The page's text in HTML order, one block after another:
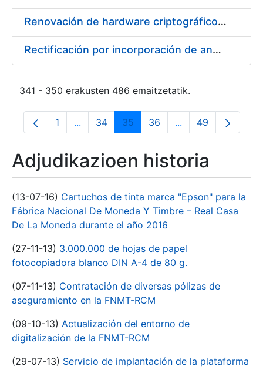
Renovación de hardware criptográfico LUNA SA4 de Safenet
Rectificación por incorporación de anexo al pliego de condiciones
341 - 350 erakusten 486 emaitzetatik.
Orrialdea
1 ...Intermediate Pages Use TAB to navigate.
Orrialdea
34 Orrialdea
35 Orrialdea
36 ...Intermediate
Orrialdea
49
Adjudikazioen historia
(13-07-16) Cartuchos de tinta marca "Epson" para la
Fábrica Nacional De Moneda Y Timbre – Real Casa
De La Moneda durante el año 2016
(27-11-13) 3.000.000 de hojas de papel
fotocopiadora blanco DIN A-4 de 80 g.
(07-11-13) Contratación de diversas pólizas de
aseguramiento en la FNMT-RCM
(09-10-13) Actualización del entorno de
digitalización de la FNMT-RCM
(29-07-13) Servicio de implantación de la plataforma